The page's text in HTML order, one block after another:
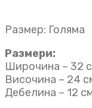
Размер: Голяма
Размери:
Широчина – 32
Височина – 24
Дебелина – 12